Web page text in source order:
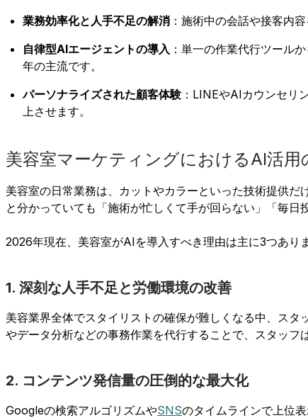
業務効率化と人手不足の解消 ：施術中の会話や接客内
自律型AIエージェントの導入 ：単一の作業代行ツール
年の主流です。
パーソナライズされた顧客体験：LINEやAIカウンセリ
上させます。
美容室マーケティングにおけるAI活用
美容室の日常業務は、カットやカラーといった技術提供だ
と分かっていても「施術が忙しくて手が回らない」「毎日
2026年現在、美容室がAIを導入すべき理由は主に3つありま
1. 深刻な人手不足と労働環境の改善
美容業界全体でスタイリストの確保が難しくなる中、スタ
やデータ分析などの事務作業を代行することで、スタッフ
2. コンテンツ発信量の圧倒的な最大化
Googleの検索アルゴリズムやSNSのタイムラインで上位